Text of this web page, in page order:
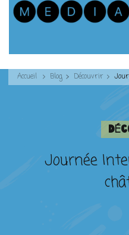
Accueil Blog Découvrir
Journée